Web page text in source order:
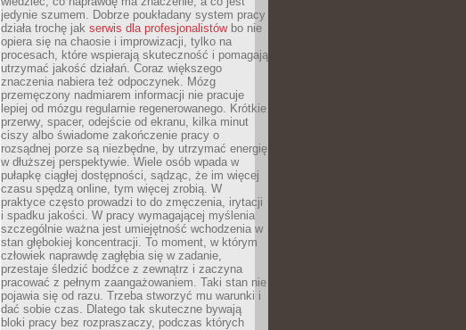
jedynie szumem. Dobrze poukładany system pracy
działa trochę jak serwis dla profesjonalistówbo nie
opiera się na chaosie i improwizacji, tylko na
procesach, które wspierają skuteczność i pomagają
utrzymać jakość działań. Coraz większego
znaczenia nabiera też odpoczynek. Mózg
przemęczony nadmiarem informacji nie pracuje
lepiej od mózgu regularnie regenerowanego. Krótkie
przerwy, spacer, odejście od ekranu, kilka minut
ciszy albo świadome zakończenie pracy o
rozsądnej porze są niezbędne, by utrzymać energię
w dłuższej perspektywie. Wiele osób wpada w
pułapkę ciągłej dostępności, sądząc, że im więcej
czasu spędzą online, tym więcej zrobią. W
praktyce często prowadzi to do zmęczenia, irytacji
i spadku jakości. W pracy wymagającej myślenia
szczególnie ważna jest umiejętność wchodzenia w
stan głębokiej koncentracji. To moment, w którym
człowiek naprawdę zagłębia się w zadanie,
przestaje śledzić bodźce z zewnątrz i zaczyna
pracować z pełnym zaangażowaniem. Taki stan nie
pojawia się od razu. Trzeba stworzyć mu warunki i
dać sobie czas. Dlatego tak skuteczne bywają
bloki pracy bez rozpraszaczy, podczas których